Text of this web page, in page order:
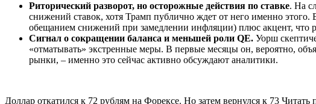
Риторический разворот, но осторожные действия по ставке. На
снижений ставок, хотя Трамп публично ждет от него именно этого.
обещанием снижений при замедлении инфляции) плюс акцент, что
Сигнал о сокращении баланса и меньшей роли QE. Уорш
«отматывать» экстренные меры. В первые месяцы он, вероятно,
рынки, – именно это сейчас активно обсуждают аналитики.
Доллар откатился к 72 рублям на Форексе. Но затем вернулся к 73